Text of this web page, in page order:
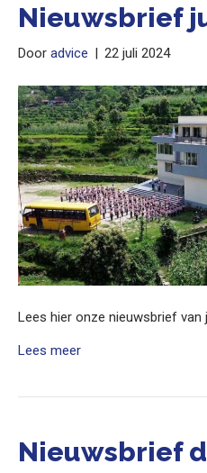
Nieuwsbrief
Door advice | 22 juli 2024
Lees hier onze nieuwsbrief van
Lees meer
Nieuwsbrief